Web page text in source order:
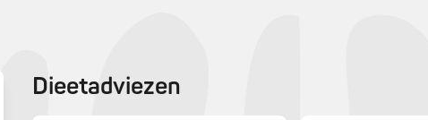
Dieetadviezen